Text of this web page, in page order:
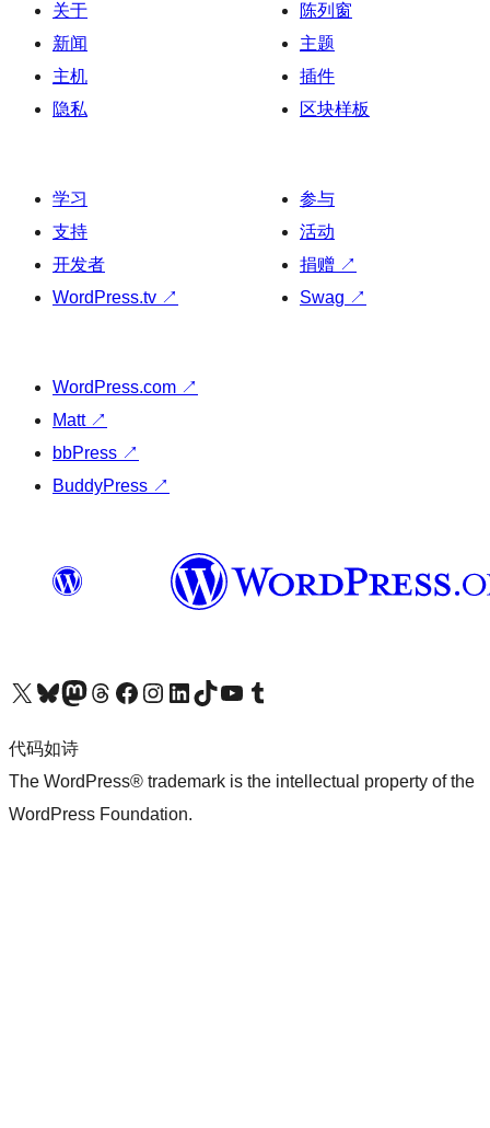
关于
新闻
主机
隐私
陈列窗
主题
插件
区块样板
学习
支持
开发者
WordPress.tv ↗
参与
活动
捐赠 ↗
Swag ↗
WordPress.com ↗
Matt ↗
bbPress ↗
BuddyPress ↗
关注我们的 X（原 Twitter）账号访问我们的 Bluesky 账号关注我们的 Mastodon 账号访问我们的 Threads 账号 访问我们的 Facebook 公共主页关注我们的 Instagram 账号 关注我们的 LinkedIn 主页访问我们的 TikTok 账号访问我们的 YouTube 频道 访问我们的 Tumblr 账号
代码如诗
The WordPress® trademark is the intellectual property of the
WordPress Foundation.